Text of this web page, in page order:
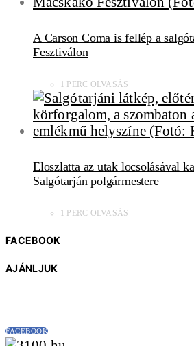
A Carson Coma is fellép a
Fesztiválon
1 PERC OLVASÁS
Eloszlatta az utak locsolásával
Salgótarján polgármestere
1 PERC OLVASÁS
FACEBOOK
AJÁNLJUK
FACEBOOK